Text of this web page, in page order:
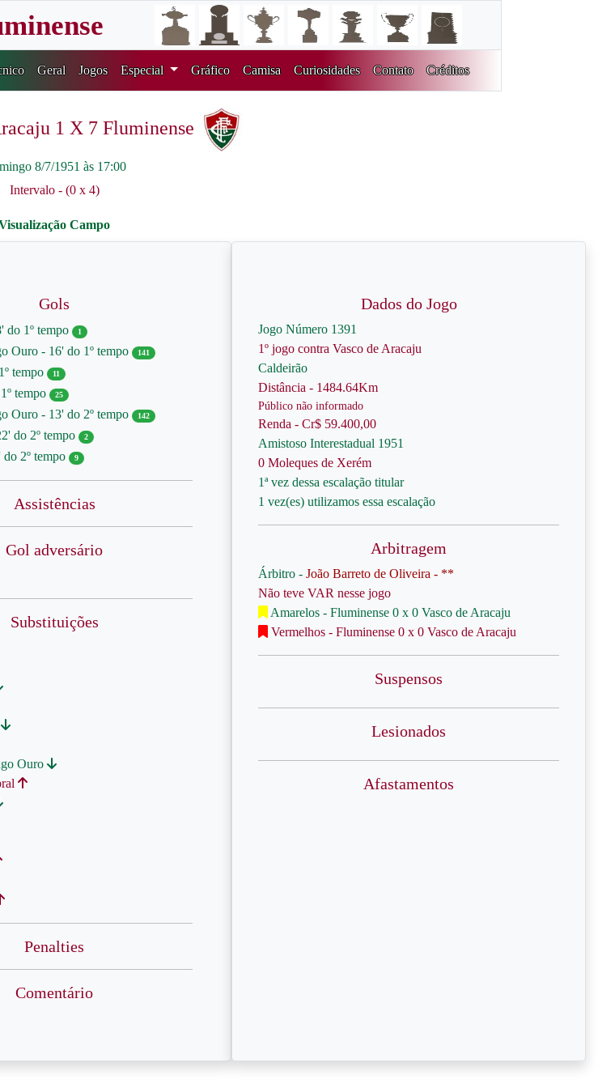
Geral Jogos Especial Gráfico Camisa Curiosidades Contato Créditos
1 X 7 Fluminense
8/7/1951 às 17:00
Intervalo - (0 x 4)
Gols
do 1º tempo 1
Ouro - 16' do 1º tempo 141
tempo 11
tempo 25
Ouro - 13' do 2º tempo 142
do 2º tempo 2
2º tempo 9
Assistências
Gol adversário
Substituições
Ouro
Penalties
Comentário
Dados do Jogo
Jogo Número 1391
1º jogo contra Vasco de Aracaju
Caldeirão
Distância - 1484.64Km
Público não informado
Renda - Cr$ 59.400,00
Amistoso Interestadual 1951
0 Moleques de Xerém
1ª vez dessa escalação titular
1 vez(es) utilizamos essa escalação
Arbitragem
Árbitro - João Barreto de Oliveira - **
Não teve VAR nesse jogo
Amarelos - Fluminense 0 x 0 Vasco de Aracaju
Vermelhos - Fluminense 0 x 0 Vasco de Aracaju
Suspensos
Lesionados
Afastamentos